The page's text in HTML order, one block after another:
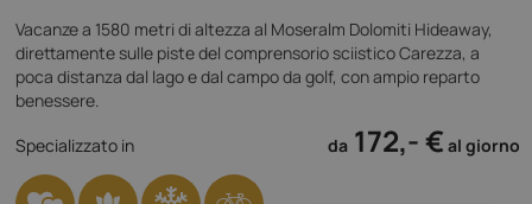
Vacanze a 1580 metri di altezza al Moseralm Dolomiti Hideaway,
direttamente sulle piste del comprensorio sciistico Carezza, a
poca distanza dal lago e dal campo da golf, con ampio reparto
benessere.
Specializzato in
da 172,- € al giorno